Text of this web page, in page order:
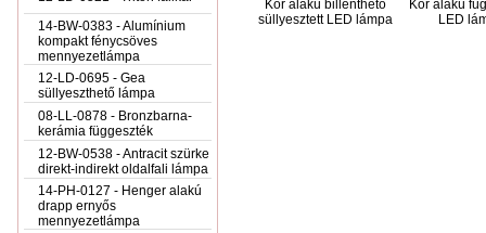
14-BW-0383 - Alumínium
kompakt fénycsöves
mennyezetlámpa
12-LD-0695 - Gea
süllyeszthető lámpa
08-LL-0878 - Bronzbarna-
kerámia függeszték
12-BW-0538 - Antracit szürke
direkt-indirekt oldalfali lámpa
14-PH-0127 - Henger alakú
drapp ernyős
mennyezetlámpa
Kör alakú billenthető
süllyesztett LED lámpa
Kör alakú
LED